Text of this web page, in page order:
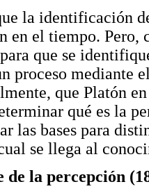
la identificación
en el tiempo. Pero,
que se
proceso mediante
que Platón
qué es la
las bases para
se llega al
de la percepción